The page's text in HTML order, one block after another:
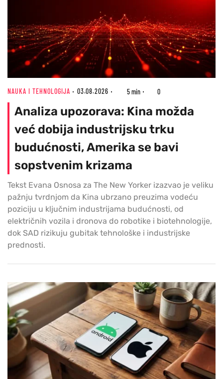
NAUKA I TEHNOLOGIJA 03.08.2026 5 min 0
Analiza upozorava: Kina možda
već dobija industrijsku trku
budućnosti, Amerika se bavi
sopstvenim krizama
Tekst Evana Osnosa za The New Yorker izazvao je veliku
pažnju tvrdnjom da Kina ubrzano preuzima vodeću
poziciju u ključnim industrijama budućnosti, od
električnih vozila i dronova do robotike i biotehnologije,
dok SAD rizikuju gubitak tehnološke i industrijske
prednosti.